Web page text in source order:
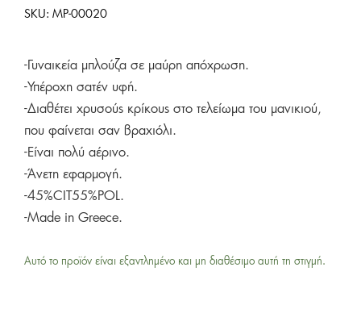
SKU: MP-00020
-Γυναικεία μπλούζα σε μαύρη απόχρωση.
-Υπέροχη σατέν υφή.
-Διαθέτει χρυσούς κρίκους στο τελείωμα του μανικιού,
που φαίνεται σαν βραχιόλι.
-Είναι πολύ αέρινο.
-Άνετη εφαρμογή.
-45%CIT55%POL.
-Made in Greece.
Αυτό το προϊόν είναι εξαντλημένο και μη διαθέσιμο αυτή τη στιγμή.